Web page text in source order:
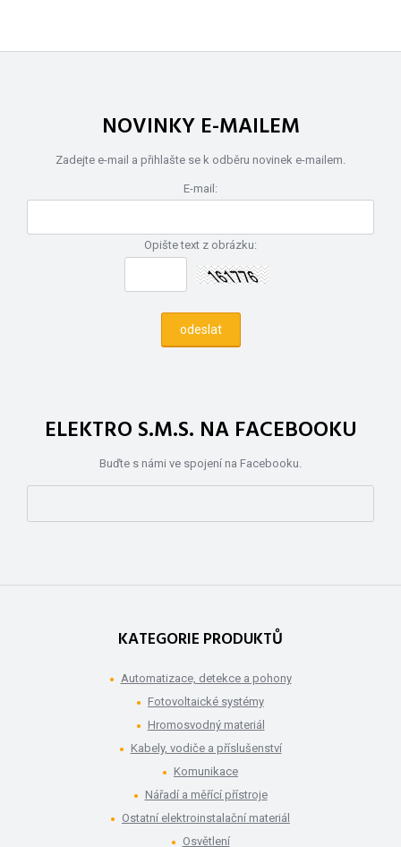
NOVINKY E-MAILEM
Zadejte e-mail a přihlašte se k odběru novinek e-mailem.
E-mail:
Opište text z obrázku:
ELEKTRO S.M.S. NA FACEBOOKU
Buďte s námi ve spojení na Facebooku.
KATEGORIE PRODUKTŮ
Automatizace, detekce a pohony
Fotovoltaické systémy
Hromosvodný materiál
Kabely, vodiče a příslušenství
Komunikace
Nářadí a měřící přístroje
Ostatní elektroinstalační materiál
Osvětlení